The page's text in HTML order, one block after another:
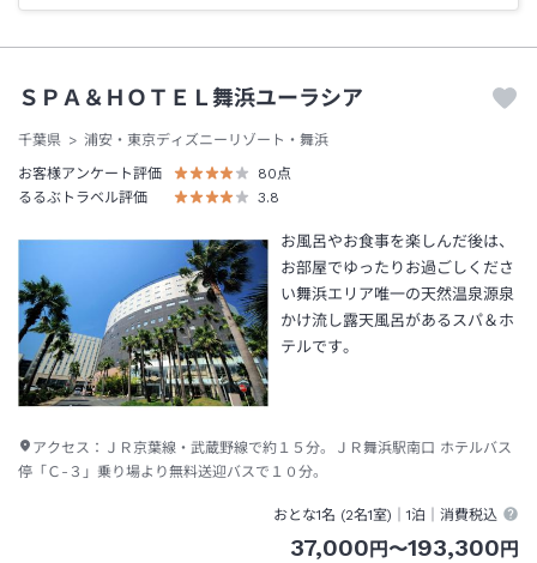
ＳＰＡ＆ＨＯＴＥＬ舞浜ユーラシア
千葉県
浦安・東京ディズニーリゾート・舞浜
お客様アンケート評価
80点
るるぶトラベル評価
3.8
お風呂やお食事を楽しんだ後は、
お部屋でゆったりお過ごしくださ
い舞浜エリア唯一の天然温泉源泉
かけ流し露天風呂があるスパ＆ホ
テルです。
アクセス： ＪＲ京葉線・武蔵野線で約１５分。ＪＲ舞浜駅南口 ホテルバス
停「Ｃ-３」乗り場より無料送迎バスで１０分。
おとな1名 (2名1室)｜1泊 ｜消費税込
37,000円〜193,300円